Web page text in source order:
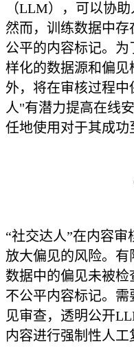
（LLM），可以协
然而，训练数据中
公平的内容标记。
样化的数据源和偏
外，将在审核过程
人"有潜力提高在线
任地使用对于其成功
“社交达人”在内容
放大偏见的风险。
数据中的偏见未被
不公平内容标记。
见审查，透明公开
内容进行强制性人工